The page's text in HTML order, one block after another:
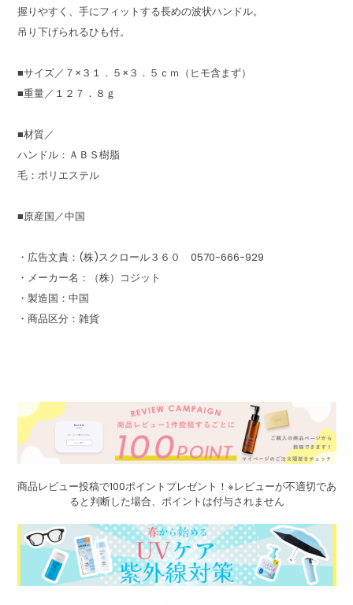
握りやすく、手にフィットする長めの波状ハンドル。
吊り下げられるひも付。
■サイズ／７×３１．５×３．５ｃｍ（ヒモ含まず）
■重量／１２７．８ｇ
■材質／
ハンドル：ＡＢＳ樹脂
毛：ポリエステル
■原産国／中国
・広告文責：(株)スクロール３６０ 0570-666-929
・メーカー名：（株）コジット
・製造国：中国
・商品区分：雑貨
商品レビュー投稿で100ポイントプレゼント！※レビューが不適切であ
ると判断した場合、ポイントは付与されません